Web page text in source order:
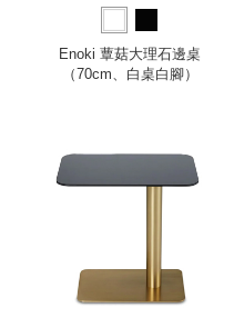
Enoki 蕈菇大理石邊桌
（70cm、白桌白腳）